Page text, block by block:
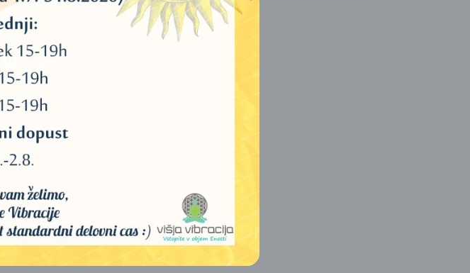
vosek, v tem primeru ne uporabite vode.)